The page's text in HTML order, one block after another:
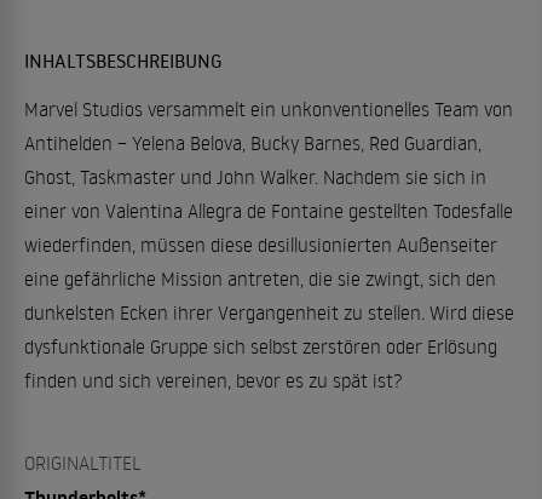
INHALTSBESCHREIBUNG
Marvel Studios versammelt ein unkonventionelles Team von
Antihelden – Yelena Belova, Bucky Barnes, Red Guardian,
Ghost, Taskmaster und John Walker. Nachdem sie sich in
einer von Valentina Allegra de Fontaine gestellten Todesfalle
wiederfinden, müssen diese desillusionierten Außenseiter
eine gefährliche Mission antreten, die sie zwingt, sich den
dunkelsten Ecken ihrer Vergangenheit zu stellen. Wird diese
dysfunktionale Gruppe sich selbst zerstören oder Erlösung
finden und sich vereinen, bevor es zu spät ist?
ORIGINALTITEL